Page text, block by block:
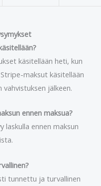
käsitellään heti, kun
maksut käsitellään
jälkeen.
ennen maksua?
laskulla ennen maksun
tunnettu ja turvallinen